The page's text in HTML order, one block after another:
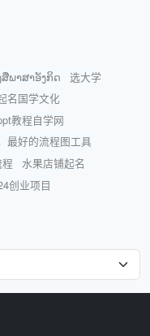
ພາສາອັງກິດ
选大学
名国学文化
教程自学网
最好的流程图工具
水果店铺起名
创业项目